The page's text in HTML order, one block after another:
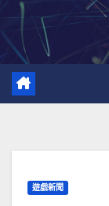
遊戲新聞